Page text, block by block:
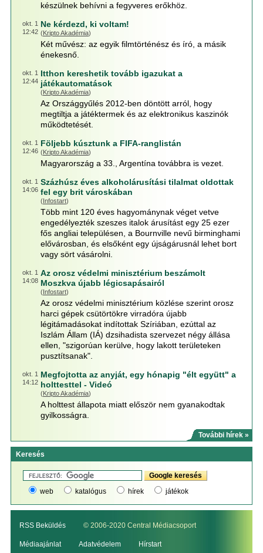
készülnek behívni a fegyveres erőkhöz.
okt. 1
12:42
Ne kérdezd, ki voltam!
(Kripto Akadémia)
Két művész: az egyik filmtörténész és író, a másik
énekesnő.
okt. 1
12:44
Itthon kereshetik tovább igazukat a
játékautomatások
(Kripto Akadémia)
Az Országgyűlés 2012-ben döntött arról, hogy
megtiltja a játéktermek és az elektronikus kaszinók
működtetését.
okt. 1
12:46
Följebb kúsztunk a FIFA-ranglistán
(Kripto Akadémia)
Magyarország a 33., Argentína továbbra is vezet.
okt. 1
14:06
Százhúsz éves alkoholárusítási tilalmat oldottak
fel egy brit városkában
(Infostart)
Több mint 120 éves hagyománynak véget vetve
engedélyezték szeszes italok árusítást egy 25 ezer
fős angliai településen, a Bournville nevű birminghami
elővárosban, és elsőként egy újságárusnál lehet bort
vagy sört vásárolni.
okt. 1
14:08
Az orosz védelmi minisztérium beszámolt
Moszkva újabb légicsapásairól
(Infostart)
Az orosz védelmi minisztérium közlése szerint orosz
harci gépek csütörtökre virradóra újabb
légitámadásokat indítottak Szíriában, ezúttal az
Iszlám Állam (IÁ) dzsihadista szervezet négy állása
ellen, "szigorúan kerülve, hogy lakott területeken
pusztítsanak".
okt. 1
14:12
Megfojtotta az anyját, egy hónapig "élt együtt" a
holttesttel - Videó
(Kripto Akadémia)
A holttest állapota miatt először nem gyanakodtak
gyilkosságra.
További hírek »
Keresés
web katalógus hírek játékok
RSS Beküldés © 2006-2020 Central Médiacsoport
Médiaajánlat Adatvédelem Hírstart